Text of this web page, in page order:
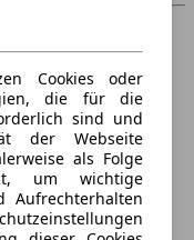
Cookies oder
die für die
sind und
der Webseite
als Folge
um wichtige
Aufrechterhalten